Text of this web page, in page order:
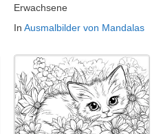
Erwachsene
In Ausmalbilder von Mandalas